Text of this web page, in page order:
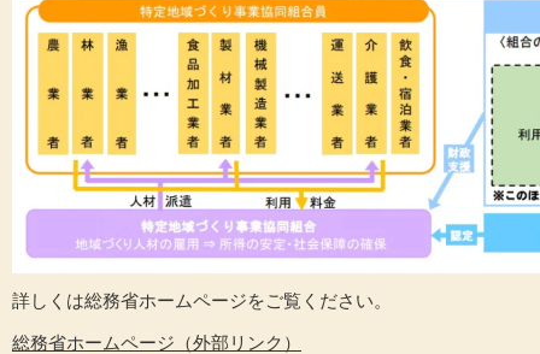
詳しくは総務省ホームページをご覧ください。
総務省ホームページ（外部リンク）